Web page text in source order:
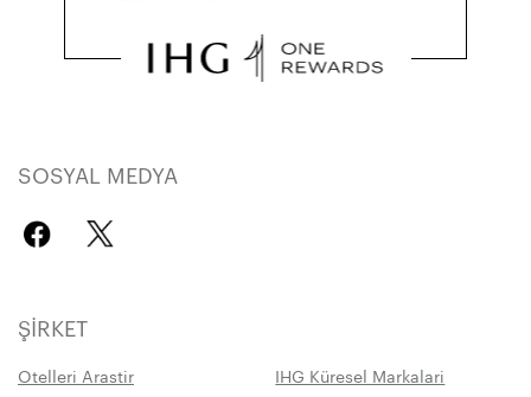
SOSYAL MEDYA
ŞIRKET
Otelleri Arastir
IHG Küresel Markalari